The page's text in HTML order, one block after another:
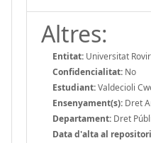
Altres:
Entitat: Universitat
Confidencialitat: No
Estudiant:Valdecioli
Ensenyament(s): Dret
Departament: Dret
Data d'alta al